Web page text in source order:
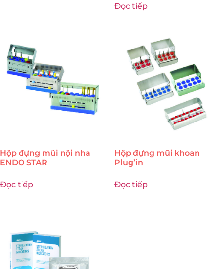
Đọc tiếp
Hộp đựng mũi nội nha
ENDO STAR
Đọc tiếp
Hộp đựng mũi khoan
Plug’in
Đọc tiếp